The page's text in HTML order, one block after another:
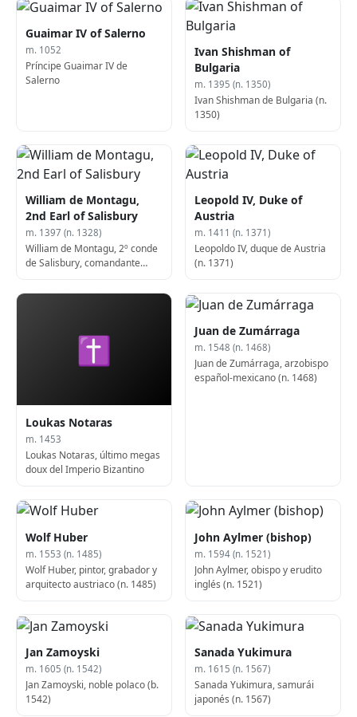
Guaimar IV of Salerno
m. 1052
Príncipe Guaimar IV de
Salerno
Ivan Shishman of
Bulgaria
m. 1395 (n. 1350)
Ivan Shishman de Bulgaria (n.
1350)
William de Montagu,
2nd Earl of Salisbury
m. 1397 (n. 1328)
William de Montagu, 2º conde
de Salisbury, comandante
Leopold IV, Duke of
Austria
m. 1411 (n. 1371)
Leopoldo IV, duque de Austria
(n. 1371)
✝
Loukas Notaras
m. 1453
Loukas Notaras, último megas
doux del Imperio Bizantino
Juan de Zumárraga
m. 1548 (n. 1468)
Juan de Zumárraga, arzobispo
español-mexicano (n. 1468)
Wolf Huber
m. 1553 (n. 1485)
Wolf Huber, pintor, grabador y
arquitecto austriaco (n. 1485)
John Aylmer (bishop)
m. 1594 (n. 1521)
John Aylmer, obispo y erudito
inglés (n. 1521)
Jan Zamoyski
m. 1605 (n. 1542)
Jan Zamoyski, noble polaco (b.
1542)
Sanada Yukimura
m. 1615 (n. 1567)
Sanada Yukimura, samurái
japonés (n. 1567)